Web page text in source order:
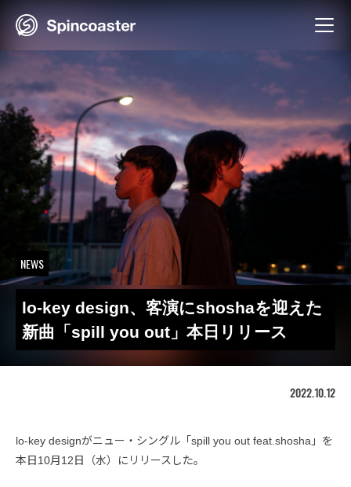
NEWS
lo-key design、客演にshoshaを迎えた
新曲「spill you out」本日リリース
2022.10.12
lo-key designがニュー・シングル「spill you out feat.shosha」を
本日10月12日（水）にリリースした。